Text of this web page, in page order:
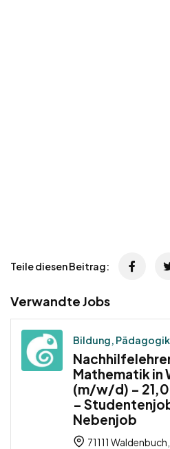
Teile diesen Beitrag:
Verwandte Jobs
Bildung, Pädagogik
Mathematik in
(m/w/d) –
–
Nebenjob
71111